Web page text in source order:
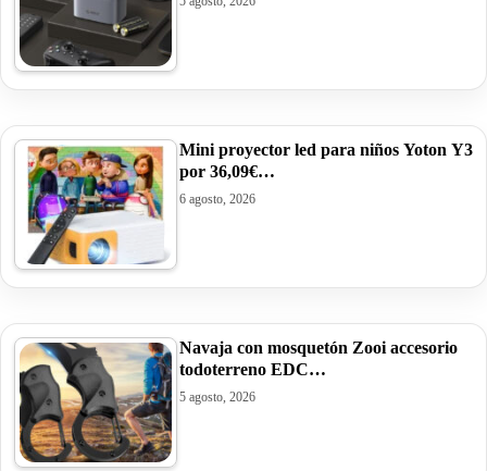
Mini proyector led para niños Yoton Y3
por 36,09€…
6 agosto, 2026
Navaja con mosquetón Zooi accesorio
todoterreno EDC…
5 agosto, 2026